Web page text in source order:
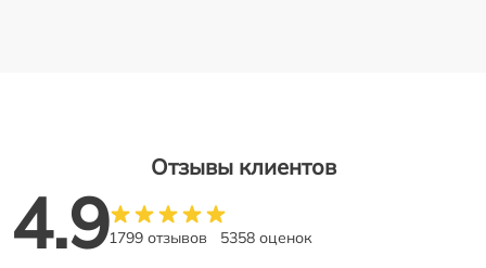
Отзывы клиентов
4.91799 отзывов 5358 оценок